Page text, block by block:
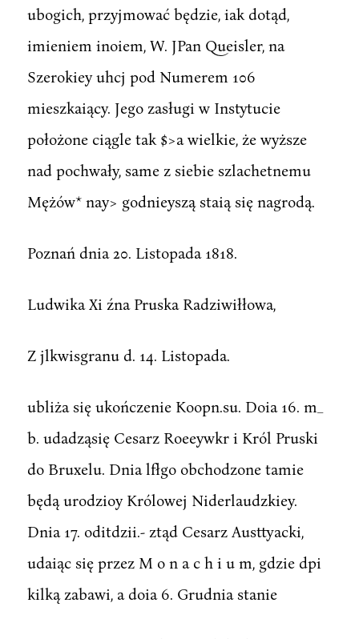
ubogich, przyjmować będzie, iak dotąd,
imieniem inoiem, W. JPan Queisler, na
Szerokiey uhcj pod Numerem 106
mieszkaiący. Jego zasługi w Instytucie
położone ciągle tak $>a wielkie, że wyższe
nad pochwały, same z siebie szlachetnemu
Mężów* nay> godnieyszą staią się nagrodą.
Poznań dnia 20. Listopada 1818.
Ludwika Xi źna Pruska Radziwiłłowa,
Z jlkwisgranu d. 14. Listopada.
ubliża się ukończenie Koopn.su. Doia 16. m_
b. udadząsię Cesarz Roeeywkr i Król Pruski
do Bruxelu. Dnia lfłgo obchodzone tamie
będą urodzioy Królowej Niderlaudzkiey.
Dnia 17. oditdzii.- ztąd Cesarz Austtyacki,
udaiąc się przez M o n a c h i u m, gdzie dpi
kilką zabawi, a doia 6. Grudnia stanie